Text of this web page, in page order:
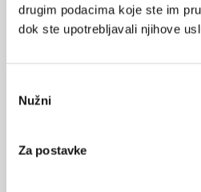
drugim podacima koje ste im
dok ste upotrebljavali njihove
pristanka
Nužni
Za postavke
Javnozdravstveni značaj dojenja
Učinak duda varalica na dojenje